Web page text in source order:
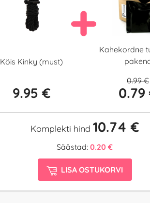
Köis Kinky (must)
9.95 €
Kahekordne
0.99 €
0.79
Komplekti hind 10.74 €
Säästad: 0.20 €
LISA OSTUKORVI